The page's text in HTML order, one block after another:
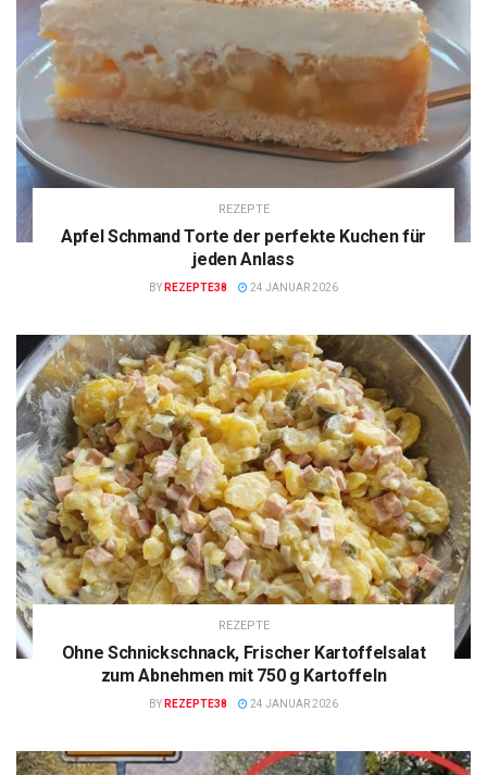
REZEPTE
Apfel Schmand Torte der perfekte Kuchen für
jeden Anlass
BY REZEPTE38 24 JANUAR 2026
REZEPTE
Ohne Schnickschnack, Frischer Kartoffelsalat
zum Abnehmen mit 750 g Kartoffeln
BY REZEPTE38 24 JANUAR 2026